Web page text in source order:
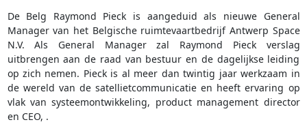
De Belg Raymond Pieck is aangeduid als nieuwe General
Manager van het Belgische ruimtevaartbedrijf Antwerp Space
N.V. Als General Manager zal Raymond Pieck verslag
uitbrengen aan de raad van bestuur en de dagelijkse leiding
op zich nemen. Pieck is al meer dan twintig jaar werkzaam in
de wereld van de satellietcommunicatie en heeft ervaring op
vlak van systeemontwikkeling, product management director
en CEO, .